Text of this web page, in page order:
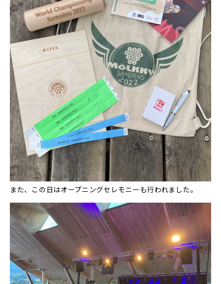
また、この日はオープニングセレモニーも行われました。